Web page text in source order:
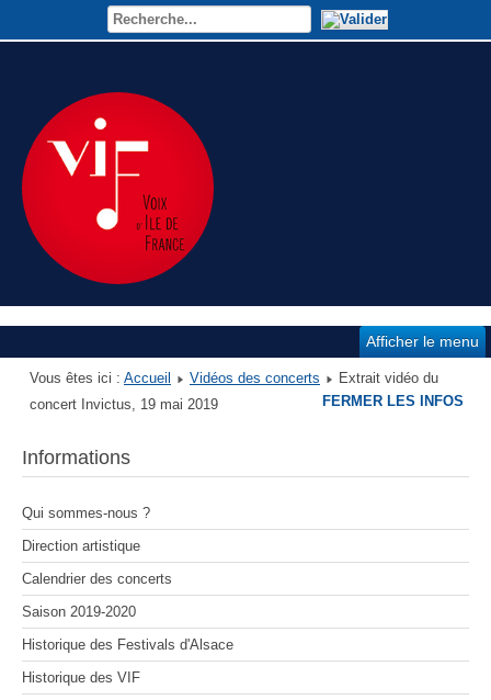
Afficher le menu
Vous êtes ici : Accueil Vidéos des concerts
Extrait vidéo du
concert Invictus, 19 mai 2019
Informations
Qui sommes-nous ?
Direction artistique
Calendrier des concerts
Saison 2019-2020
Historique des Festivals d'Alsace
Historique des VIF
FERMER LES INFOS